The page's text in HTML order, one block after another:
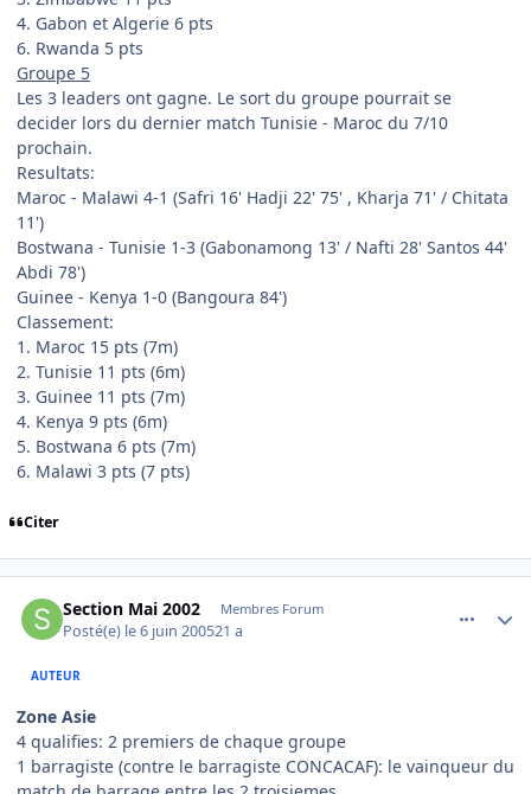
4. Gabon et Algerie 6 pts
6. Rwanda 5 pts
Groupe 5
Les 3 leaders ont gagne. Le sort du groupe pourrait se
decider lors du dernier match Tunisie - Maroc du 7/10
prochain.
Resultats:
Maroc - Malawi 4-1 (Safri 16' Hadji 22' 75' , Kharja 71' / Chitata
11')
Bostwana - Tunisie 1-3 (Gabonamong 13' / Nafti 28' Santos 44'
Abdi 78')
Guinee - Kenya 1-0 (Bangoura 84')
Classement:
1. Maroc 15 pts (7m)
2. Tunisie 11 pts (6m)
3. Guinee 11 pts (7m)
4. Kenya 9 pts (6m)
5. Bostwana 6 pts (7m)
6. Malawi 3 pts (7 pts)
Citer
Section Mai 2002 Membres Forum
Posté(e) le 6 juin 200521 a
AUTEUR
Zone Asie
4 qualifies: 2 premiers de chaque groupe
1 barragiste (contre le barragiste CONCACAF): le vainqueur du